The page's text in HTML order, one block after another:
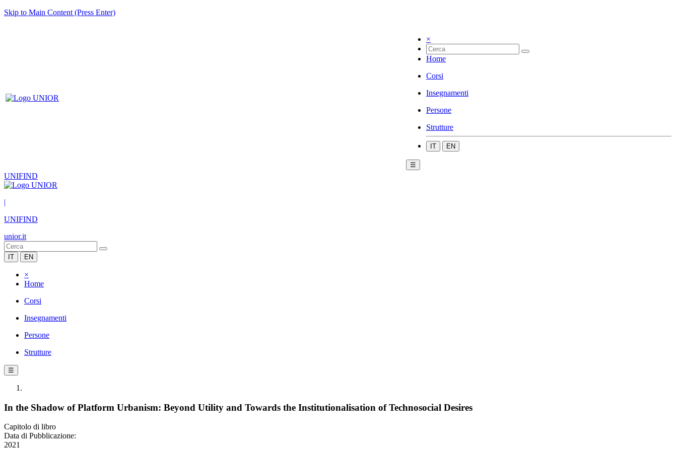
Skip to Main Content (Press Enter)
×
Home
Corsi
Insegnamenti
Persone
Strutture
IT EN
☰
UNIFIND
|
UNIFIND
unior.it
IT EN
×
Home
Corsi
Insegnamenti
Persone
Strutture
☰
In the Shadow of Platform Urbanism: Beyond Utility and Towards the Institutionalisation of Technosocial Desires
Capitolo di libro
Data di Pubblicazione:
2021